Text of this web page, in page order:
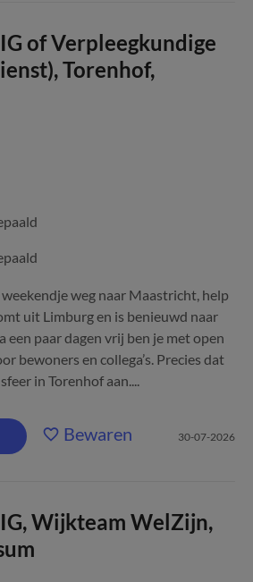
of Verpleegkundige
Torenhof,
weg naar Maastricht, help
uit Limburg en is benieuwd naar
een paar dagen vrij ben je met open
bewoners en collega’s. Precies dat
in Torenhof aan....
Bewaren 30-07-2026
Wijkteam WelZijn,